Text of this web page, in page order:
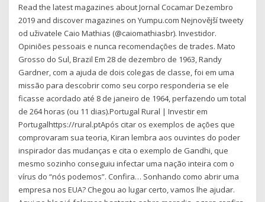
Read the latest magazines about Jornal Cocamar Dezembro
2019 and discover magazines on Yumpu.com Nejnovější tweety
od uživatele Caio Mathias (@caiomathiasbr). Investidor.
Opiniões pessoais e nunca recomendações de trades. Mato
Grosso do Sul, Brazil Em 28 de dezembro de 1963, Randy
Gardner, com a ajuda de dois colegas de classe, foi em uma
missão para descobrir como seu corpo responderia se ele
ficasse acordado até 8 de janeiro de 1964, perfazendo um total
de 264 horas (ou 11 dias).Portugal Rural | Investir em
Portugalhttps://rural.ptApós citar os exemplos de ações que
comprovaram sua teoria, Kiran lembra aos ouvintes do poder
inspirador das mudanças e cita o exemplo de Gandhi, que
mesmo sozinho conseguiu infectar uma nação inteira com o
vírus do “nós podemos”. Confira… Sonhando como abrir uma
empresa nos EUA? Chegou ao lugar certo, vamos lhe ajudar.